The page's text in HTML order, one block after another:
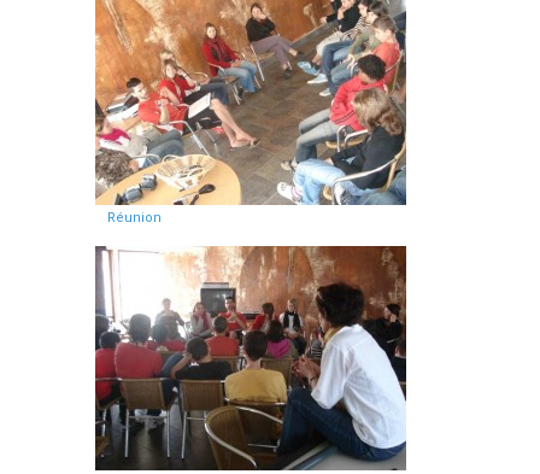
Réunion